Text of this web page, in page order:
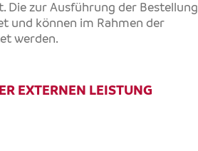
Die zur Ausführung der Bestellung
und können im Rahmen der
werden.
EXTERNEN LEISTUNG